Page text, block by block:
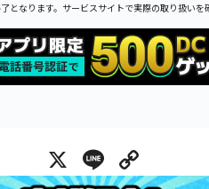
となります。サービスサイトで実際の取り扱いを
X Line